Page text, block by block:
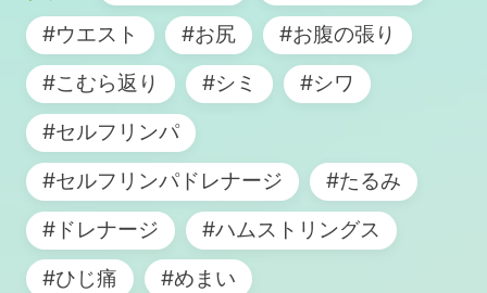
#ウエスト
#お尻
#お腹の張り
#こむら返り
#シミ
#シワ
#セルフリンパ
#セルフリンパドレナージ
#たるみ
#ドレナージ
#ハムストリングス
#ひじ痛
#めまい